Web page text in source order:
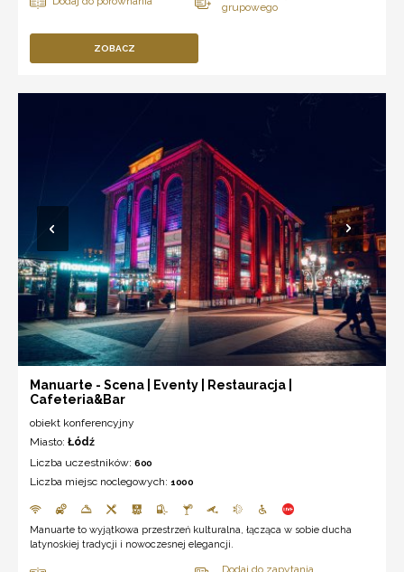
ZOBACZ
Manuarte - Scena | Eventy | Restauracja |
Cafeteria&Bar
obiekt konferencyjny
Miasto: Łódź
Liczba uczestników: 600
Liczba miejsc noclegowych: 1000
Manuarte to wyjątkowa przestrzeń kulturalna, łącząca w sobie ducha
latynoskiej tradycji i nowoczesnej elegancji.